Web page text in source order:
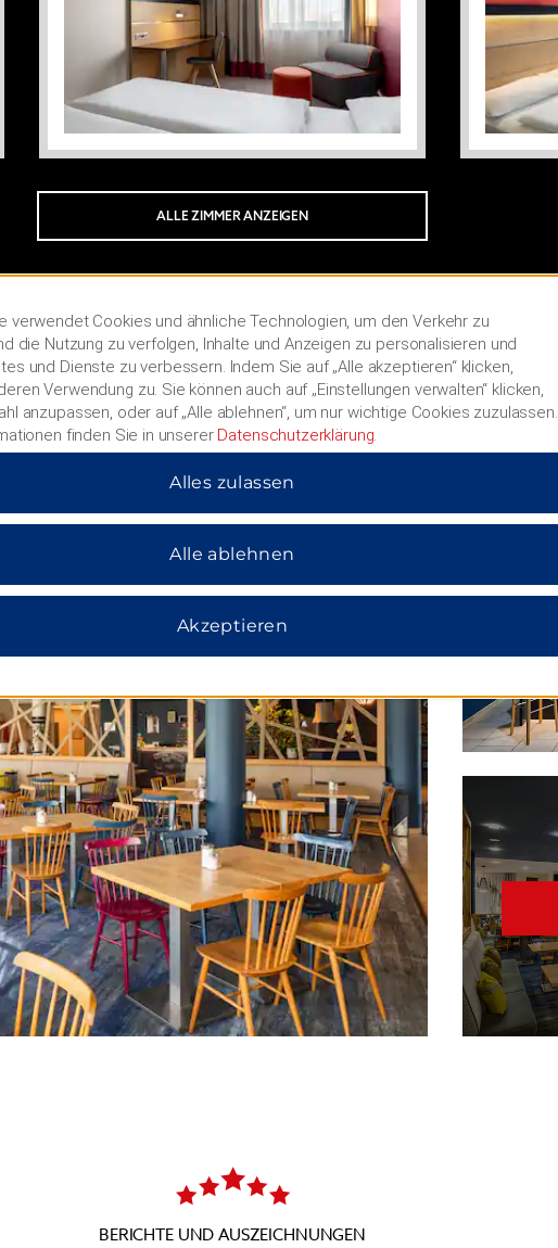
ALLE ZIMMER ANZEIGEN
FOTOS
BERICHTE UND AUSZEICHNUNGEN
verwendet Cookies und ähnliche Technologien, um den Verkehr zu
die Nutzung zu verfolgen, Inhalte und Anzeigen zu personalisieren und
und Dienste zu verbessern. Indem Sie auf „Alle akzeptieren“ klicken,
Verwendung zu. Sie können auch auf „Einstellungen verwalten“ klicken,
anzupassen, oder auf „Alle ablehnen“, um nur wichtige Cookies zuzulassen.
finden Sie in unserer Datenschutzerklärung.
Alles zulassen
Alle ablehnen
Akzeptieren